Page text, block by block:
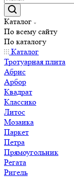
Каталог
По всему сайту
По каталогу
Каталог
Тротуарная плита
Абрис
Арбор
Квадрат
Классико
Литос
Мозаика
Паркет
Петра
Прямоугольник
Регата
Ригель